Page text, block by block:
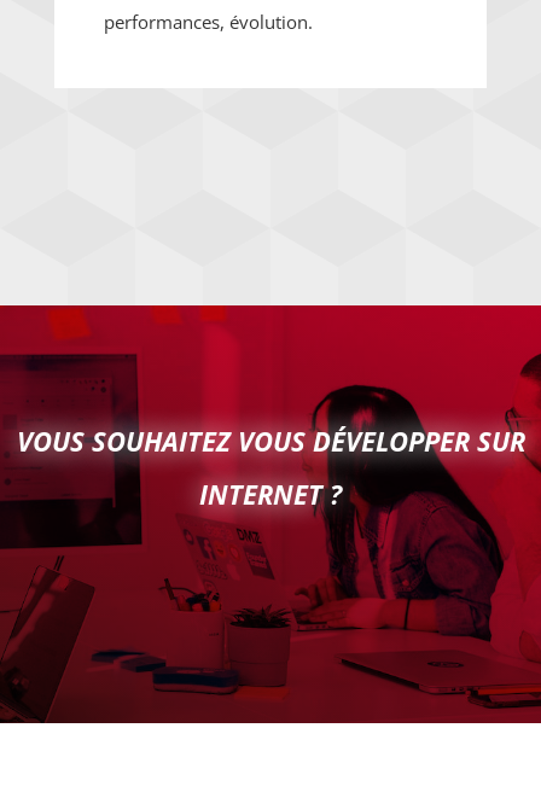
performances, évolution.
VOUS SOUHAITEZ VOUS DÉVELOPPER SUR
INTERNET ?